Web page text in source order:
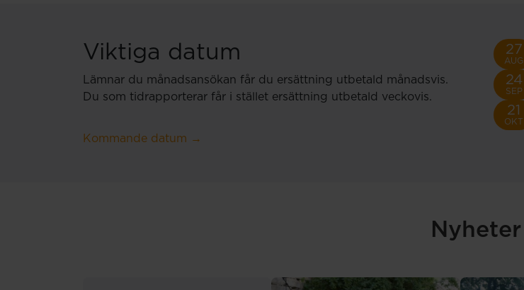
Viktiga datum
Lämnar du månadsansökan får du ersättning utbetald månadsvis.
Du som tidrapporterar får i stället ersättning utbetald veckovis.
27
AUG
24
SEP
21
OKT
Kommande datum →
Nyheter